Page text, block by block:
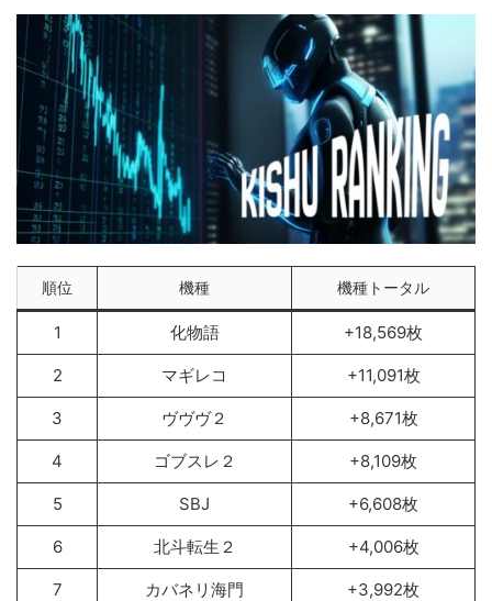
順位 機種 機種トータル
1 化物語 +18,569枚
2 マギレコ +11,091枚
3 ヴヴヴ２ +8,671枚
4 ゴブスレ２ +8,109枚
5 SBJ +6,608枚
6 北斗転生２ +4,006枚
7 カバネリ海門 +3,992枚